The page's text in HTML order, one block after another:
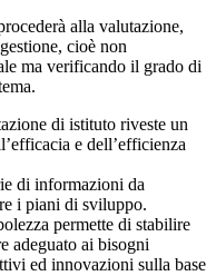
alla valutazione,
cioè non
ma verificando il grado di
di istituto riveste un
e dell’efficienza
di informazioni da
i piani di sviluppo.
permette di stabilire
adeguato ai bisogni
ed innovazioni sulla base